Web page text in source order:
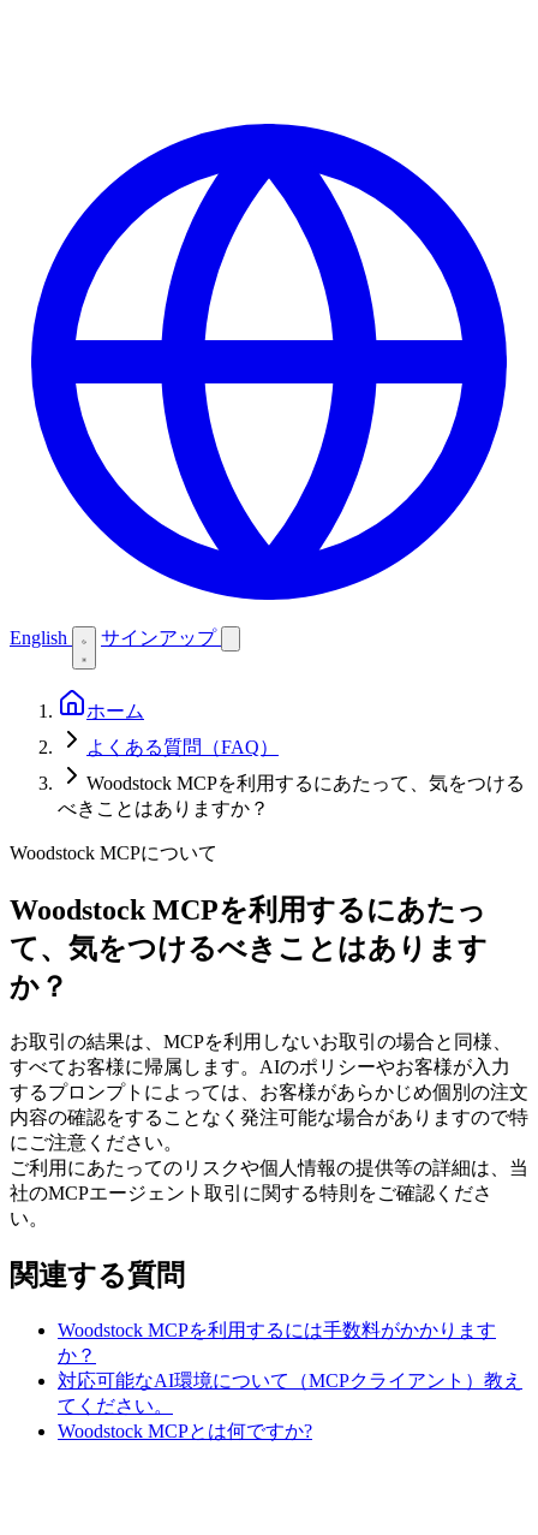
English サインアップ
ホーム
よくある質問（FAQ）
Woodstock MCPを利用するにあたって、気をつける
べきことはありますか？
Woodstock MCPについて
Woodstock MCPを利用するにあたっ
て、気をつけるべきことはあります
か？
お取引の結果は、MCPを利用しないお取引の場合と同様、
すべてお客様に帰属します。AIのポリシーやお客様が入力
するプロンプトによっては、お客様があらかじめ個別の注文
内容の確認をすることなく発注可能な場合がありますので特
にご注意ください。
ご利用にあたってのリスクや個人情報の提供等の詳細は、当
社のMCPエージェント取引に関する特則をご確認くださ
い。
関連する質問
Woodstock MCPを利用するには手数料がかかります
か？
対応可能なAI環境について（MCPクライアント）教え
てください。
Woodstock MCPとは何ですか?